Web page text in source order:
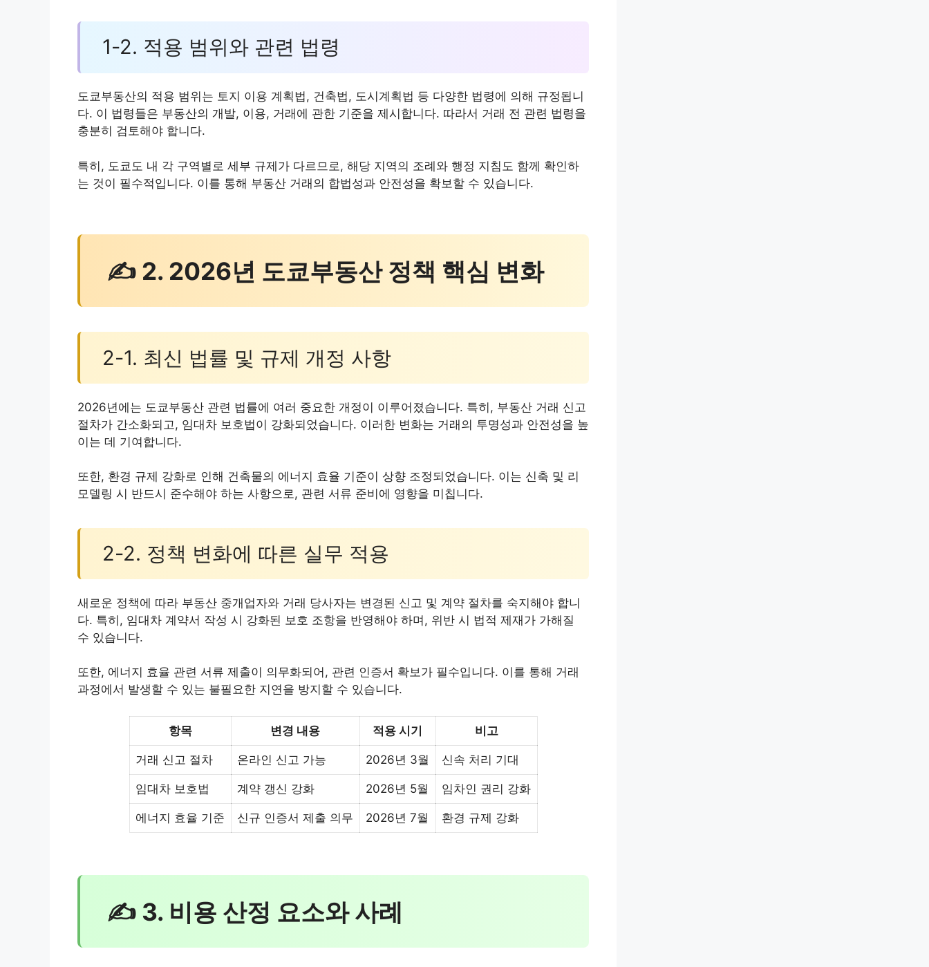
1-2. 적용 범위와 관련 법령
도쿄부동산의 적용 범위는 토지 이용 계획법, 건축법, 도시계획법 등 다양한 법령에 의해 규정됩니
다. 이 법령들은 부동산의 개발, 이용, 거래에 관한 기준을 제시합니다. 따라서 거래 전 관련 법령을
충분히 검토해야 합니다.
특히, 도쿄도 내 각 구역별로 세부 규제가 다르므로, 해당 지역의 조례와 행정 지침도 함께 확인하
는 것이 필수적입니다. 이를 통해 부동산 거래의 합법성과 안전성을 확보할 수 있습니다.
✍ 2. 2026년 도쿄부동산 정책 핵심 변화
2-1. 최신 법률 및 규제 개정 사항
2026년에는 도쿄부동산 관련 법률에 여러 중요한 개정이 이루어졌습니다. 특히, 부동산 거래 신고
절차가 간소화되고, 임대차 보호법이 강화되었습니다. 이러한 변화는 거래의 투명성과 안전성을 높
이는 데 기여합니다.
또한, 환경 규제 강화로 인해 건축물의 에너지 효율 기준이 상향 조정되었습니다. 이는 신축 및 리
모델링 시 반드시 준수해야 하는 사항으로, 관련 서류 준비에 영향을 미칩니다.
2-2. 정책 변화에 따른 실무 적용
새로운 정책에 따라 부동산 중개업자와 거래 당사자는 변경된 신고 및 계약 절차를 숙지해야 합니
다. 특히, 임대차 계약서 작성 시 강화된 보호 조항을 반영해야 하며, 위반 시 법적 제재가 가해질
수 있습니다.
또한, 에너지 효율 관련 서류 제출이 의무화되어, 관련 인증서 확보가 필수입니다. 이를 통해 거래
과정에서 발생할 수 있는 불필요한 지연을 방지할 수 있습니다.
항목 변경 내용 적용 시기 비고
거래 신고 절차 온라인 신고 가능 2026년 3월 신속 처리 기대
임대차 보호법 계약 갱신 강화 2026년 5월 임차인 권리 강화
에너지 효율 기준 신규 인증서 제출 의무 2026년 7월 환경 규제 강화
✍ 3. 비용 산정 요소와 사례